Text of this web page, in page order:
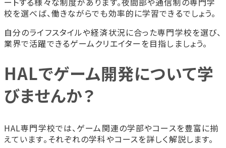
校を選べば、働きながらでも効率的に学習できるでしょう。
自分のライフスタイルや経済状況に合った専門学校を選び、
業界で活躍できるゲームクリエイターを目指しましょう。
HALでゲーム開発について学
びませんか？
HAL専門学校では、ゲーム関連の学部やコースを豊富に揃
えています。それぞれの学科やコースを詳しく解説します。